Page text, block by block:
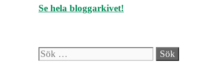
Se hela bloggarkivet!
Sök